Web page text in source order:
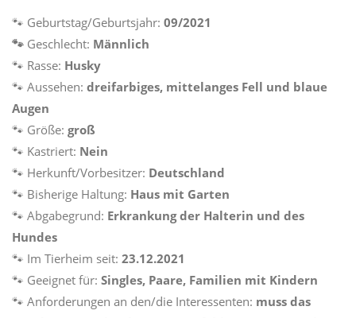
🐾 Geburtstag/Geburtsjahr: 09/2021
🐾 Geschlecht: Männlich
🐾 Rasse: Husky
🐾 Aussehen: dreifarbiges, mittelanges Fell und blaue
Augen
🐾 Größe: groß
🐾 Kastriert: Nein
🐾 Herkunft/Vorbesitzer: Deutschland
🐾 Bisherige Haltung: Haus mit Garten
🐾 Abgabegrund: Erkrankung der Halterin und des
Hundes
🐾 Im Tierheim seit: 23.12.2021
🐾 Geeignet für: Singles, Paare, Familien mit Kindern
🐾 Anforderungen an den/die Interessenten: muss das